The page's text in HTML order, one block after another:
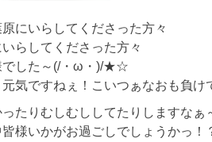
にいらしてくださった方々
らしてくださった方々
でした～(/・ω・)/★☆
気ですねぇ！こいつぁなおも負け
たりむしむししてたりしますなぁ
様いかがお過ごしでしょうかっ！